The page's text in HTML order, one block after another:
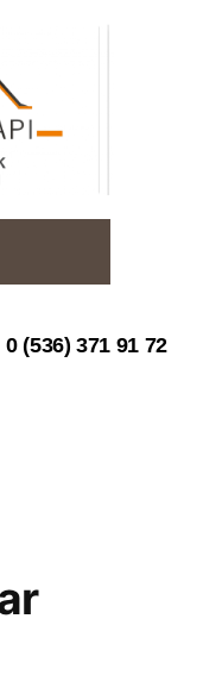
0 (536) 371 91 72